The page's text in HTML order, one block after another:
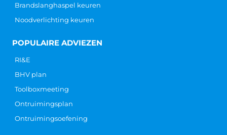
Brandslanghaspel keuren
Noodverlichting keuren
POPULAIRE ADVIEZEN
RI&E
BHV plan
Toolboxmeeting
Ontruimingsplan
Ontruimingsoefening